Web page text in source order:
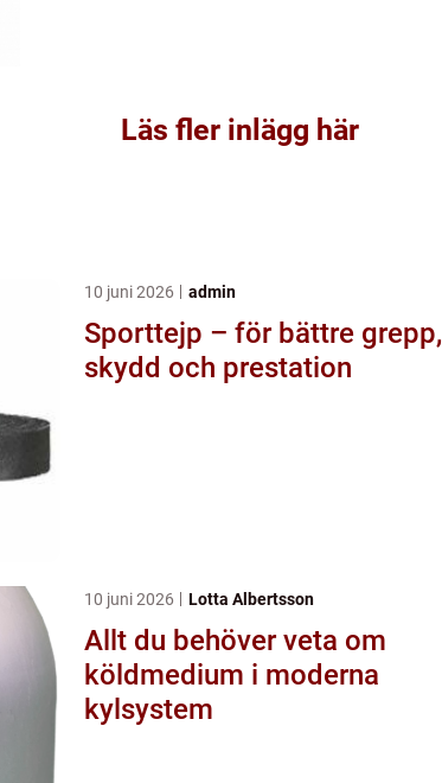
Läs fler inlägg här
10 juni 2026 admin
Sporttejp – för bättre grepp,
skydd och prestation
10 juni 2026 Lotta Albertsson
Allt du behöver veta om
köldmedium i moderna
kylsystem